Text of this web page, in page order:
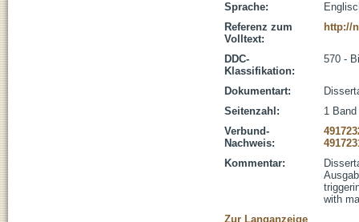
Sprache:
Referenz zum
Volltext:
http://
DDC-
Klassifikation:
570 -
Dokumentart:
Seitenzahl:
1
Verbund-
Nachweis:
Kommentar:
with
Zur Langanzeige